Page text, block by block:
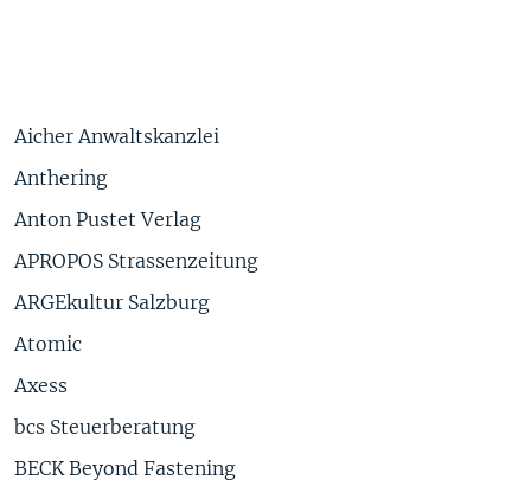
Aicher Anwaltskanzlei
Anthering
Anton Pustet Verlag
APROPOS Strassenzeitung
ARGEkultur Salzburg
Atomic
Axess
bcs Steuerberatung
BECK Beyond Fastening